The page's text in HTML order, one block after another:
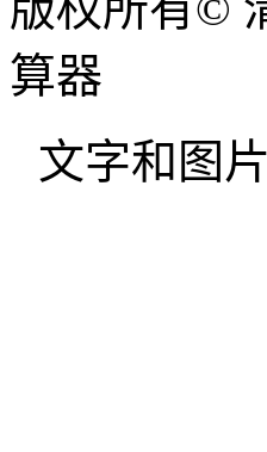
算器
文字和图